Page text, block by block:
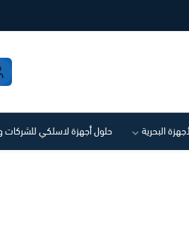
البحرية حلول أجهزة لاسلكي للشركات